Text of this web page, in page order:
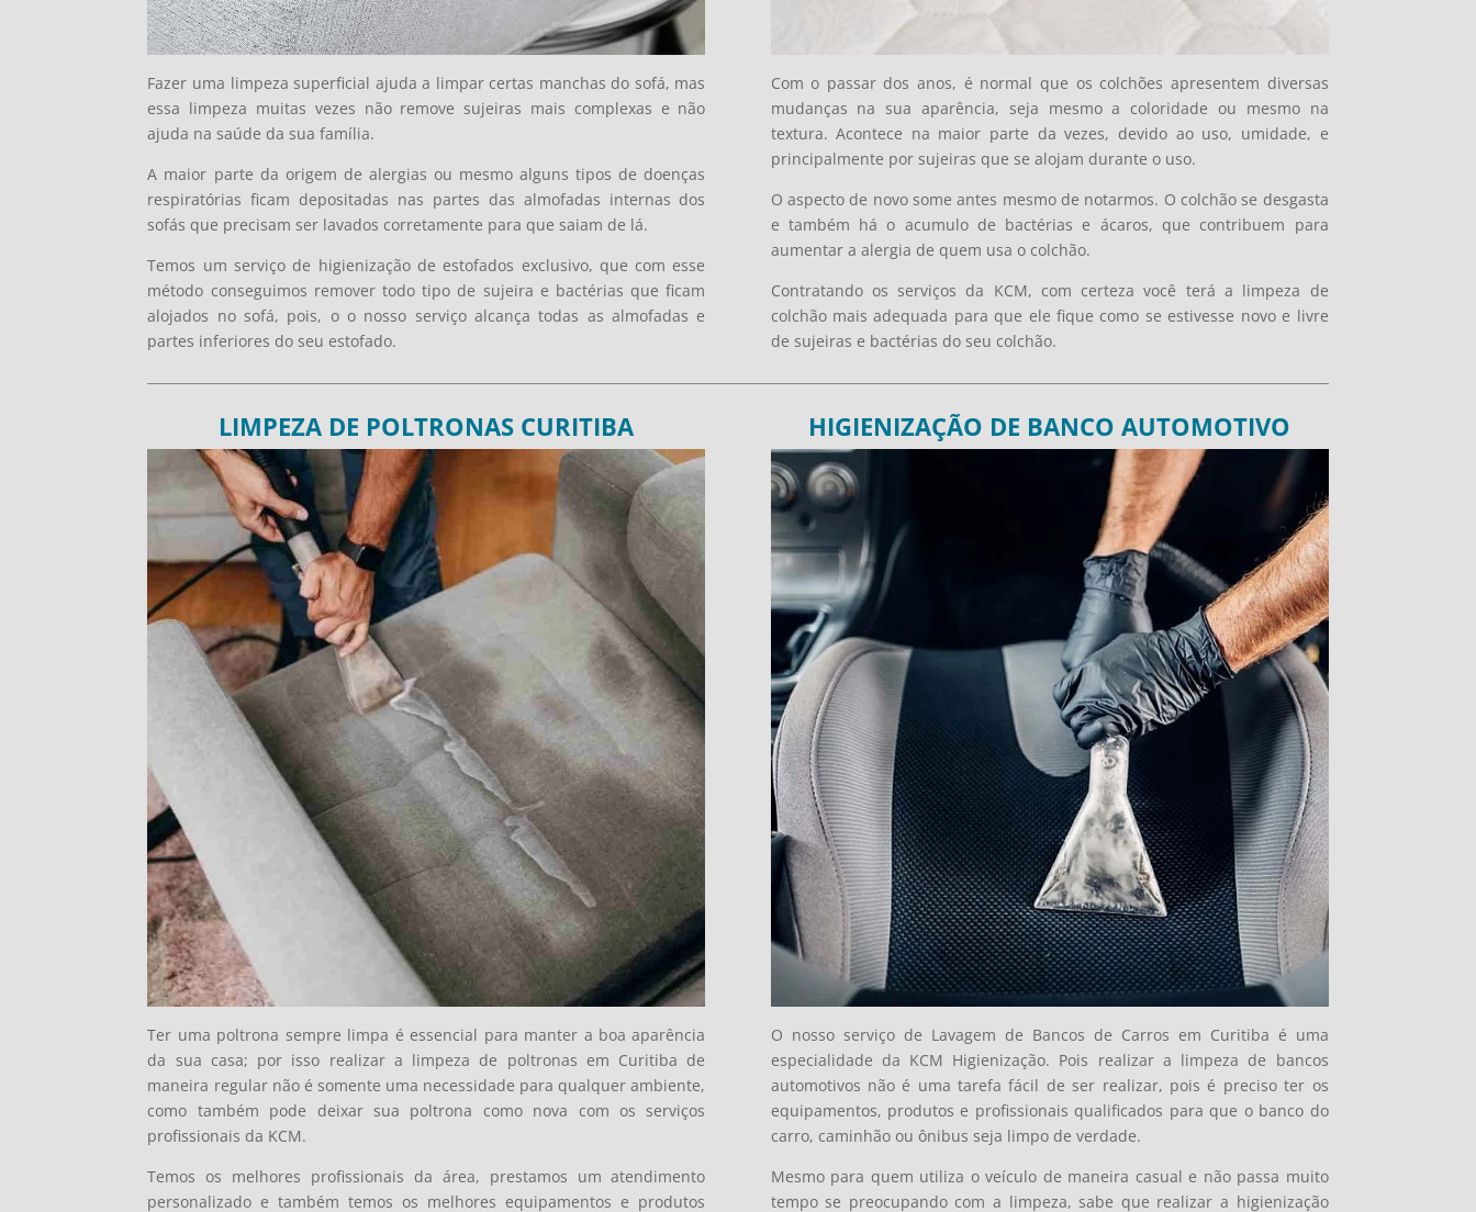
Fazer uma limpeza superficial ajuda a limpar certas manchas do sofá, mas
essa limpeza muitas vezes não remove sujeiras mais complexas e não
ajuda na saúde da sua família.
A maior parte da origem de alergias ou mesmo alguns tipos de doenças
respiratórias ficam depositadas nas partes das almofadas internas dos
sofás que precisam ser lavados corretamente para que saiam de lá.
Temos um serviço de higienização de estofados exclusivo, que com esse
método conseguimos remover todo tipo de sujeira e bactérias que ficam
alojados no sofá, pois, o o nosso serviço alcança todas as almofadas e
partes inferiores do seu estofado.
Com o passar dos anos, é normal que os colchões apresentem diversas
mudanças na sua aparência, seja mesmo a coloridade ou mesmo na
textura. Acontece na maior parte da vezes, devido ao uso, umidade, e
principalmente por sujeiras que se alojam durante o uso.
O aspecto de novo some antes mesmo de notarmos. O colchão se desgasta
e também há o acumulo de bactérias e ácaros, que contribuem para
aumentar a alergia de quem usa o colchão.
Contratando os serviços da KCM, com certeza você terá a limpeza de
colchão mais adequada para que ele fique como se estivesse novo e livre
de sujeiras e bactérias do seu colchão.
LIMPEZA DE POLTRONAS CURITIBA
Ter uma poltrona sempre limpa é essencial para manter a boa aparência
da sua casa; por isso realizar a limpeza de poltronas em Curitiba de
maneira regular não é somente uma necessidade para qualquer ambiente,
como também pode deixar sua poltrona como nova com os serviços
profissionais da KCM.
Temos os melhores profissionais da área, prestamos um atendimento
personalizado e também temos os melhores equipamentos e produtos
HIGIENIZAÇÃO DE BANCO AUTOMOTIVO
O nosso serviço de Lavagem de Bancos de Carros em Curitiba é uma
especialidade da KCM Higienização. Pois realizar a limpeza de bancos
automotivos não é uma tarefa fácil de ser realizar, pois é preciso ter os
equipamentos, produtos e profissionais qualificados para que o banco do
carro, caminhão ou ônibus seja limpo de verdade.
Mesmo para quem utiliza o veículo de maneira casual e não passa muito
tempo se preocupando com a limpeza, sabe que realizar a higienização